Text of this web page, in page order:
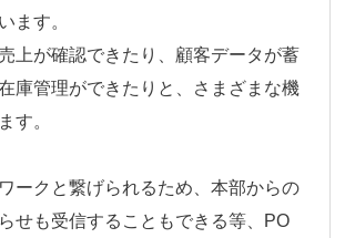
ます。
上が確認できたり、顧客データが蓄
庫管理ができたりと、さまざまな機
す。
ークと繋げられるため、本部からの
せも受信することもできる等、PO